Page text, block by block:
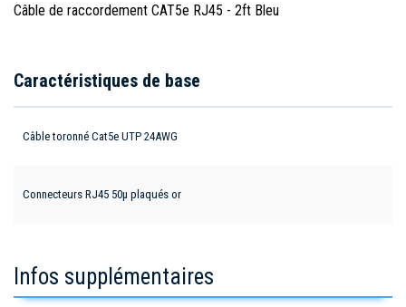
Câble de raccordement CAT5e RJ45 - 2ft Bleu
Caractéristiques de base
Câble toronné Cat5e UTP 24AWG
Connecteurs RJ45 50µ plaqués or
Infos supplémentaires